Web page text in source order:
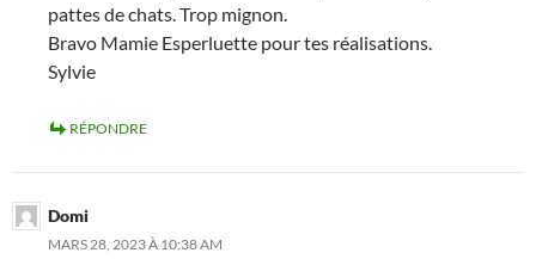
pattes de chats. Trop mignon.
Bravo Mamie Esperluette pour tes réalisations.
Sylvie
RÉPONDRE
Domi
MARS 28, 2023 À 10:38 AM